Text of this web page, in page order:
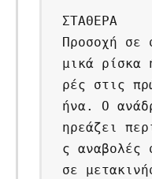
ΣΤΑΘΕΡΑ
Προσοχή σε
μικά ρίσκα
ρές στις
ήνα. Ο
ηρεάζει
ς αναβολές
σε